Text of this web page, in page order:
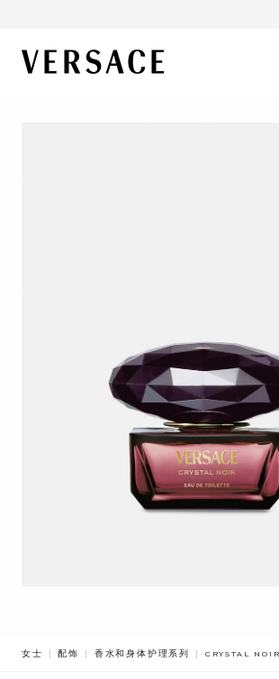
VERSACE | 主页
女士 配饰 香水和身体护理系列 CRYSTAL NOIR